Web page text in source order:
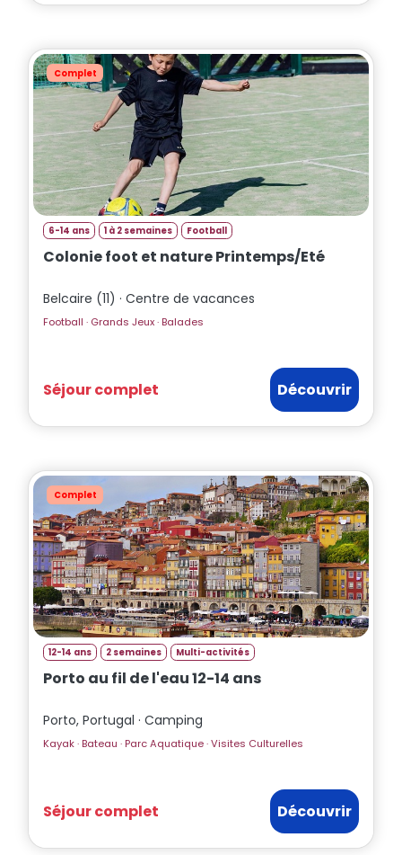
Complet
6-14 ans 1 à 2 semaines Football
Colonie foot et nature Printemps/Eté
Belcaire (11) · Centre de vacances
Football · Grands Jeux · Balades
Séjour complet Découvrir
Complet
12-14 ans 2 semaines Multi-activités
Porto au fil de l'eau 12-14 ans
Porto, Portugal · Camping
Kayak · Bateau · Parc Aquatique · Visites Culturelles
Séjour complet Découvrir